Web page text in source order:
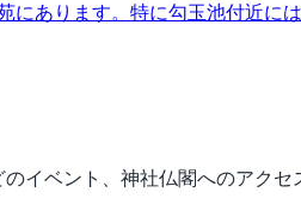
あります。特に勾玉池付近に
イベント、神社仏閣へのアク